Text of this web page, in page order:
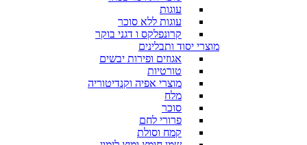
עוגות
עוגות ללא סוכר
קרונפלקס ו דגני בוקר
מוצרי יסוד ותבלינים
אגוזים ופירות יבשים
טורטיות
מוצרי אפיה וקנדיטוריה
מלח
סוכר
פרורי לחם
קמח וסולת